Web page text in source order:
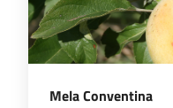
Mela Conventina